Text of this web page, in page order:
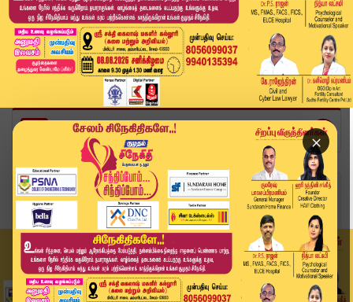
×
Home
வீடியோ ஸ்டோரி
BREAKING : இசக்கி சுப்பையாவின் ராஜினாமா ஏற்பு ...